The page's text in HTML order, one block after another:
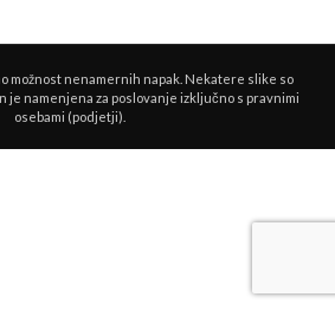
možnost nenamernih napak. Nekatere slike so
je namenjena za poslovanje izključno s pravnimi
osebami (podjetji).